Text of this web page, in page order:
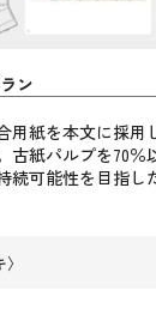
ン
用紙を本文に採用
古紙パルプを70％
続可能性を目指し